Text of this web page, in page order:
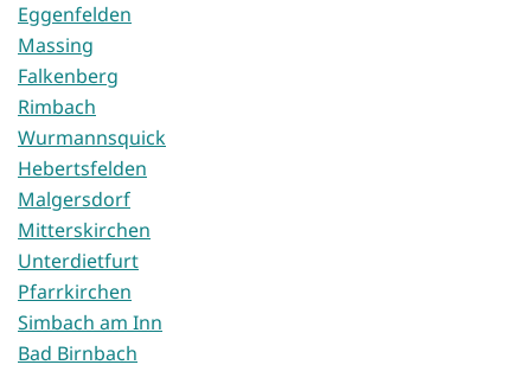
Eggenfelden
Massing
Falkenberg
Rimbach
Wurmannsquick
Hebertsfelden
Malgersdorf
Mitterskirchen
Unterdietfurt
Pfarrkirchen
Simbach am Inn
Bad Birnbach